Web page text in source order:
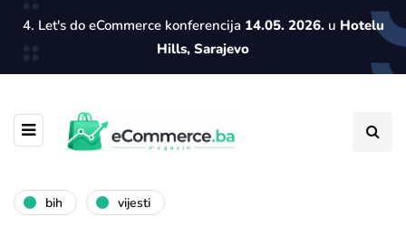
4. Let's do eCommerce konferencija 14.05. 2026.u Hotelu
Hills, Sarajevo
bih vijesti